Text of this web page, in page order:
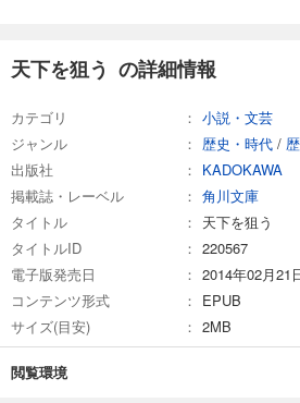
天下を狙う の詳細情報
カテゴリ
小説・文芸
ジャンル
歴史・時代 /
出版社
KADOKAWA
掲載誌・レーベル
角川文庫
タイトル
天下を狙う
タイトルID
220567
電子版発売日
2014年02月21
コンテンツ形式
EPUB
サイズ(目安)
2MB
閲覧環境